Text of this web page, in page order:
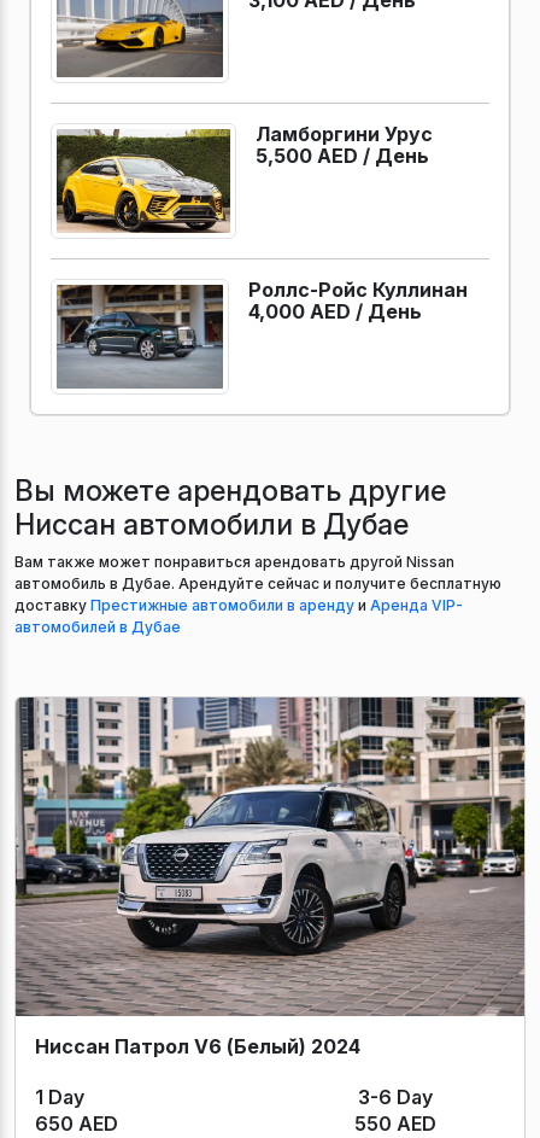
Ламборгини Урус
5,500 AED / День
Роллс-Ройс Куллинан
4,000 AED / День
Вы можете арендовать другие
Ниссан автомобили в Дубае
Вам также может понравиться арендовать другой Nissan
автомобиль в Дубае. Арендуйте сейчас и получите бесплатную
доставку Престижные автомобили в аренду и Аренда VIP-
автомобилей в Дубае
Ниссан Патрол V6 (Белый) 2024
1 Day
3-6 Day
650 AED
550 AED